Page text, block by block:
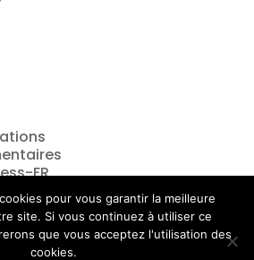
FR
Contact
pour vous garantir la meilleure
site. Si vous continuez à utiliser ce
que vous acceptez l'utilisation des
cookies.